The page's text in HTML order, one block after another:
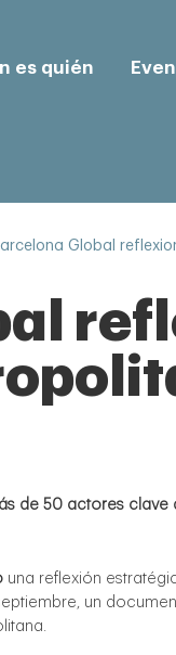
es quién
Global
de 50 actores
una reflexión
un